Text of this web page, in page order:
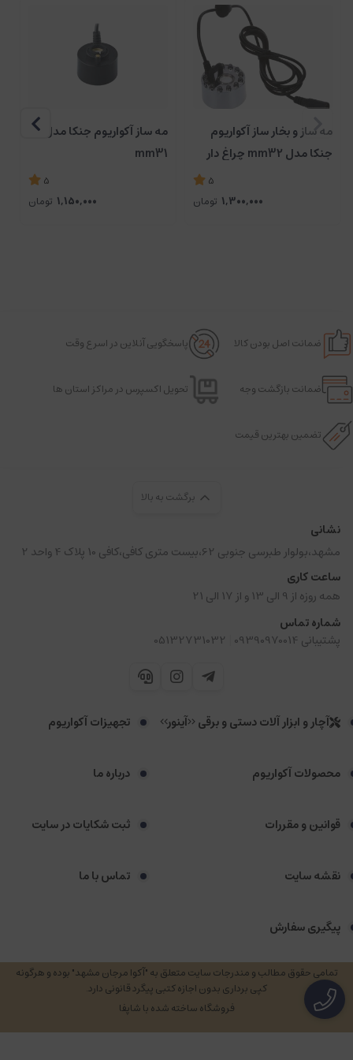
مه ساز و بخار ساز آکواریوم
جنکا مدل mm32 چراغ دار
5
1,300,000 تومان
مه ساز آکواریوم جنکا مدل
mm31
5
1,150,000 تومان
ضمانت اصل بودن کالا پاسخگویی آنلاین در اسرع وقت
ضمانت بازگشت وجه تحویل اکسپرس در مراکز استان ها
تضمین بهترین قیمت
برگشت به بالا
نشانی
مشهد،بولوار طبرسی جنوبی 62،بیست متری کافی،کافی 10 پلاک 4 واحد 2
ساعت کاری
همه روزه از 9 الی 13 و از 17 الی 21
شماره تماس
پشتیبانی 09390970014
05132731032
آچار و ابزار آلات دستی و برقی <<آینور>> تجهیزات آکواریوم
محصولات آکواریوم درباره ما
قوانین و مقررات ثبت شکایات در سایت
نقشه سایت تماس با ما
پیگیری سفارش
تمامی حقوق مطالب و مندرجات سایت متعلق به "آکوا مرجان مشهد" بوده و هرگونه
کپی برداری بدون اجازه کتبی پیگرد قانونی دارد.
فروشگاه ساخته شده با شاپفا